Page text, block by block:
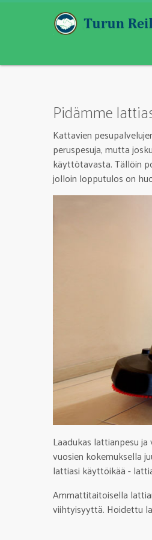
Pidämme
Kattavien
peruspesuja, mutta
käyttötavasta. Tällöin
jolloin lopputulos on
Laadukas lattianpesu
vuosien kokemuksella
lattiasi käyttöikää -
Ammattitaitoisella
viihtyisyyttä. Hoidettu